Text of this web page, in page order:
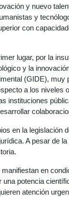
y nuevo
y
con
lugar, por la
y la
(GIDE),
a los niveles
instituciones
en la legislación
A pesar de
en
una potencia
atención